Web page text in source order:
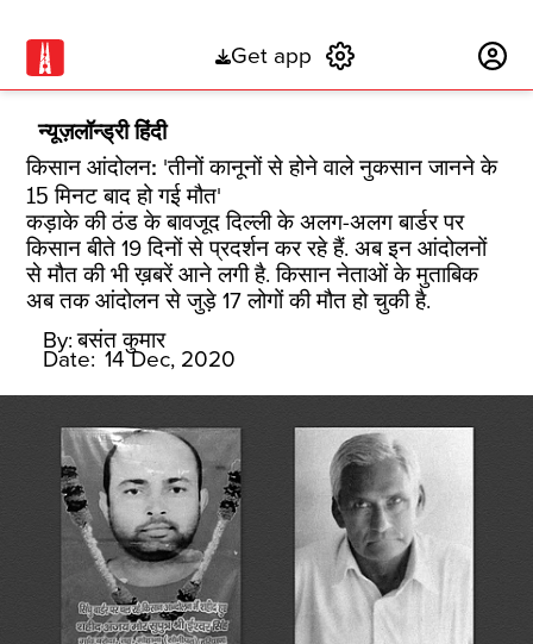
Get app
न्यूज़लॉन्ड्री हिंदी
किसान आंदोलन: 'तीनों कानूनों से होने वाले नुकसान जानने के
15 मिनट बाद हो गई मौत'
कड़ाके की ठंड के बावजूद दिल्ली के अलग-अलग बार्डर पर
किसान बीते 19 दिनों से प्रदर्शन कर रहे हैं. अब इन आंदोलनों
से मौत की भी ख़बरें आने लगी है. किसान नेताओं के मुताबिक
अब तक आंदोलन से जुड़े 17 लोगों की मौत हो चुकी है.
By: बसंत कुमार
Date: 14 Dec, 2020